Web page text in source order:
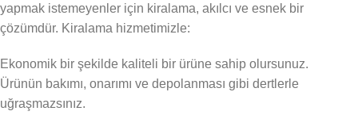
yapmak istemeyenler için kiralama, akılcı ve esnek bir
çözümdür. Kiralama hizmetimizle:
Ekonomik bir şekilde kaliteli bir ürüne sahip olursunuz.
Ürünün bakımı, onarımı ve depolanması gibi dertlerle
uğraşmazsınız.